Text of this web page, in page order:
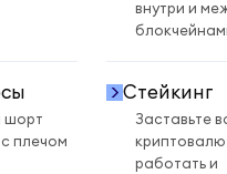
внутри и
шорт
плечом
Стейкинг
Заставьте
работать и